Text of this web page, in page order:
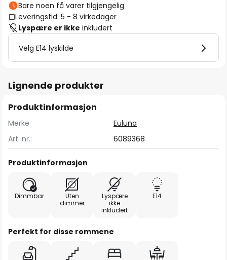
Bare noen få varer tilgjengelig
Leveringstid: 5 - 8 virkedager
Lyspære er ikke inkludert
Velg E14 lyskilde
Lignende produkter
Produktinformasjon
Merke
Euluna
Art. nr.:
6089368
Produktinformasjon
Dimmbar
Uten
dimmer
Lyspære
ikke
inkludert
E14
Perfekt for disse rommene